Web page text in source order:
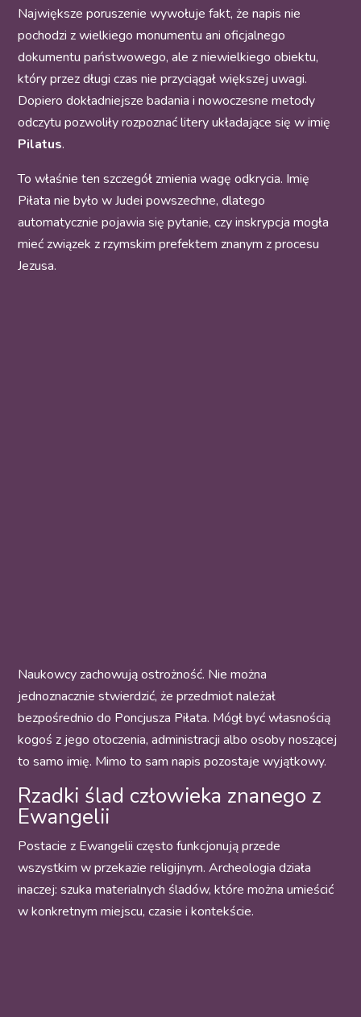
Największe poruszenie wywołuje fakt, że napis nie
pochodzi z wielkiego monumentu ani oficjalnego
dokumentu państwowego, ale z niewielkiego obiektu,
który przez długi czas nie przyciągał większej uwagi.
Dopiero dokładniejsze badania i nowoczesne metody
odczytu pozwoliły rozpoznać litery układające się w imię
Pilatus.
To właśnie ten szczegół zmienia wagę odkrycia. Imię
Piłata nie było w Judei powszechne, dlatego
automatycznie pojawia się pytanie, czy inskrypcja mogła
mieć związek z rzymskim prefektem znanym z procesu
Jezusa.
Naukowcy zachowują ostrożność. Nie można
jednoznacznie stwierdzić, że przedmiot należał
bezpośrednio do Poncjusza Piłata. Mógł być własnością
kogoś z jego otoczenia, administracji albo osoby noszącej
to samo imię. Mimo to sam napis pozostaje wyjątkowy.
Rzadki ślad człowieka znanego z
Ewangelii
Postacie z Ewangelii często funkcjonują przede
wszystkim w przekazie religijnym. Archeologia działa
inaczej: szuka materialnych śladów, które można umieścić
w konkretnym miejscu, czasie i kontekście.